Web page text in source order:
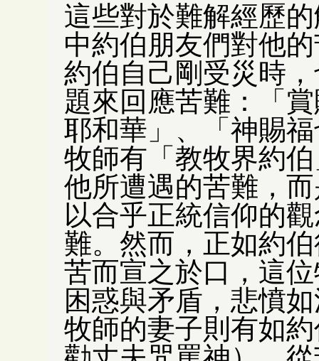
這些對於難解經歷
中約伯朋友們對他
約伯自己剛受災時
題來回應苦難：「
耶和華」、「神賜
牧師有「教牧界約
他所遭遇的苦難，
以合乎正統信仰的
難。然而，正如約
苦而宣之於口，這
困惑與矛盾，悲憤
牧師的妻子則有如